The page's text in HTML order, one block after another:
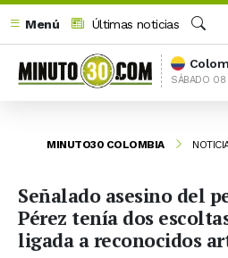
Menú
Últimas noticias
Buscar
SÁBADO
MINUTO30 COLOMBIA
Señalado asesino del
Pérez tenía dos
ligada a reconocidos